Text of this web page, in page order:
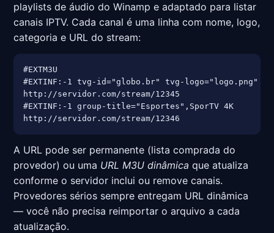
playlists de áudio do Winamp e adaptado para listar
canais IPTV. Cada canal é uma linha com nome, logo,
categoria e URL do stream:
#EXTM3U
#EXTINF:-1 tvg-id="globo.br" tvg-logo="logo.png"
http://servidor.com/stream/12345
#EXTINF:-1 group-title="Esportes",SporTV 4K
http://servidor.com/stream/12346
A URL pode ser permanente (lista comprada do
provedor) ou uma URL M3U dinâmica que atualiza
conforme o servidor inclui ou remove canais.
Provedores sérios sempre entregam URL dinâmica
— você não precisa reimportar o arquivo a cada
atualização.